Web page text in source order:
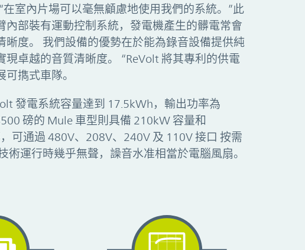
在室內片場可以毫無顧慮地使用我們的系統。”此
內部裝有運動控制系統，發電機產生的髒電常會
晰度。 我們設備的優勢在於能為錄音設備提供純
現卓越的音質清晰度。 “ReVolt 將其專利的供電
擕式車隊。
發電系統容量達到 17.5kWh，輸出功率為
磅的 Mule 車型則具備 210kW 容量和
可通過 480V、208V、240V 及 110V 接口 按需
術運行時幾乎無聲，譟音水准相當於電腦風扇。